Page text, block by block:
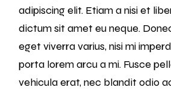
adipiscing elit. Etiam a nisi et
dictum sit amet eu neque.
eget viverra varius, nisi mi
porta lorem arcu a mi. Fusce
vehicula erat, nec blandit odio